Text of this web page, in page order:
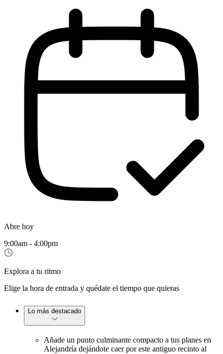
Abre hoy
9:00am - 4:00pm
Explora a tu ritmo
Elige la hora de entrada y quédate el tiempo que quieras
Lo más destacado
Añade un punto culminante compacto a tus planes en
Alejandría dejándote caer por este antiguo recinto al